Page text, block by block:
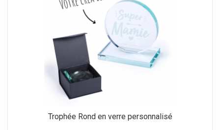
Trophée Rond en verre personnalisé